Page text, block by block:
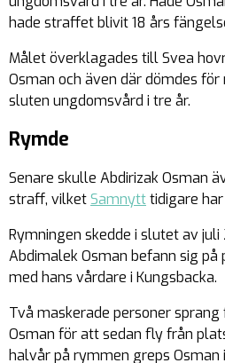
hade straffet blivit 18 års
Målet överklagades till Svea
Osman och även där dömdes
sluten ungdomsvård i tre år.
Rymde
Senare skulle Abdirizak Osman
straff, vilketSamnytttidigare
Rymningen skedde i slutet av
Abdimalek Osman befann sig
med hans vårdare i Kungsbacka.
Två maskerade personer
Osman för att sedan fly från
halvår på rymmen greps Osman